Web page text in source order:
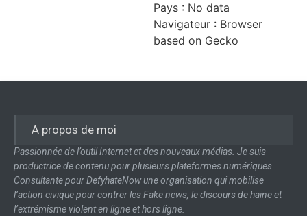
Pays : No data
Navigateur : Browser
based on Gecko
A propos de moi
Passionnée de l’outil Internet et des nouveaux médias. Je suis
productrice de contenu pour plusieurs plateformes numériques.
Consultante pour DefyhateNow une organisation qui mobilise
l’action civique pour contrer les Fake news, le discours de haine et
l’extrémisme violent en ligne et hors ligne.